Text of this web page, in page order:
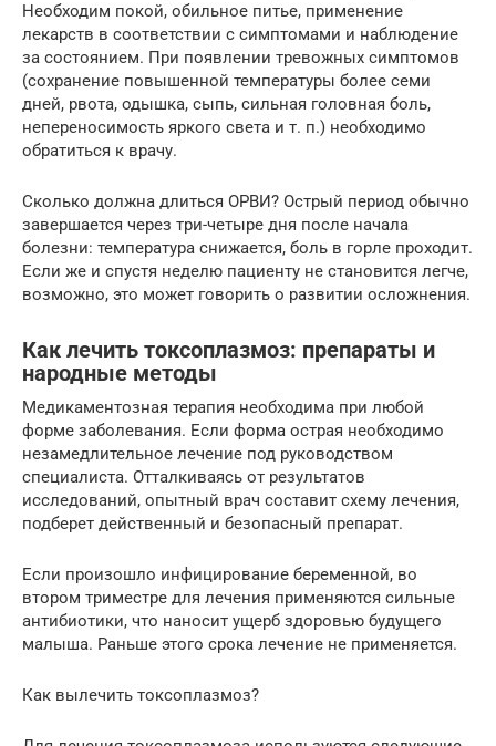
Необходим покой, обильное питье, применение
лекарств в соответствии с симптомами и наблюдение
за состоянием. При появлении тревожных симптомов
(сохранение повышенной температуры более семи
дней, рвота, одышка, сыпь, сильная головная боль,
непереносимость яркого света и т. п.) необходимо
обратиться к врачу.
Сколько должна длиться ОРВИ? Острый период обычно
завершается через три-четыре дня после начала
болезни: температура снижается, боль в горле проходит.
Если же и спустя неделю пациенту не становится легче,
возможно, это может говорить о развитии осложнения.
Как лечить токсоплазмоз: препараты и
народные методы
Медикаментозная терапия необходима при любой
форме заболевания. Если форма острая необходимо
незамедлительное лечение под руководством
специалиста. Отталкиваясь от результатов
исследований, опытный врач составит схему лечения,
подберет действенный и безопасный препарат.
Если произошло инфицирование беременной, во
втором триместре для лечения применяются сильные
антибиотики, что наносит ущерб здоровью будущего
малыша. Раньше этого срока лечение не применяется.
Как вылечить токсоплазмоз?